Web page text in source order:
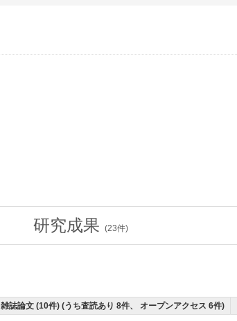
研究成果 (23件)
雑誌論文 (10件) (うち査読あり 8件、 オープンアクセス 6件)